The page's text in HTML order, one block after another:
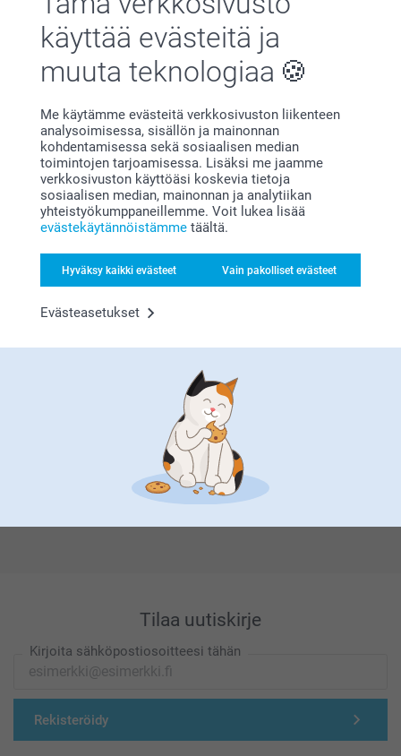
käyttää evästeitä ja
muuta teknologiaa
Me käytämme evästeitä verkkosivuston liikenteen
analysoimisessa, sisällön ja mainonnan
kohdentamisessa sekä sosiaalisen median
toimintojen tarjoamisessa. Lisäksi me jaamme
verkkosivuston käyttöäsi koskevia tietoja
sosiaalisen median, mainonnan ja analytiikan
yhteistyökumppaneillemme. Voit lukea lisää
evästekäytännöistämme täältä.
Hyväksy kaikki evästeet Vain pakolliset evästeet
Evästeasetukset
Tyytyväisyystakuu
Bonusta kaikista tilauksista
Tilaa uutiskirje
Kirjoita sähköpostiosoitteesi tähän
Rekisteröidy